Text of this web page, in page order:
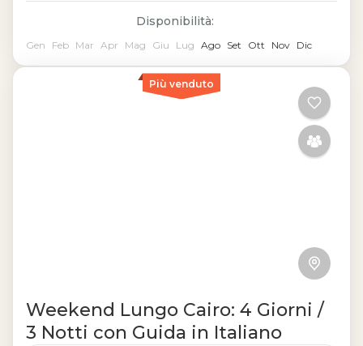
Disponibilità:
Gen Feb Mar Apr Mag Giu Lug Ago Set Ott Nov Dic
Più venduto
Weekend Lungo Cairo: 4 Giorni /
3 Notti con Guida in Italiano